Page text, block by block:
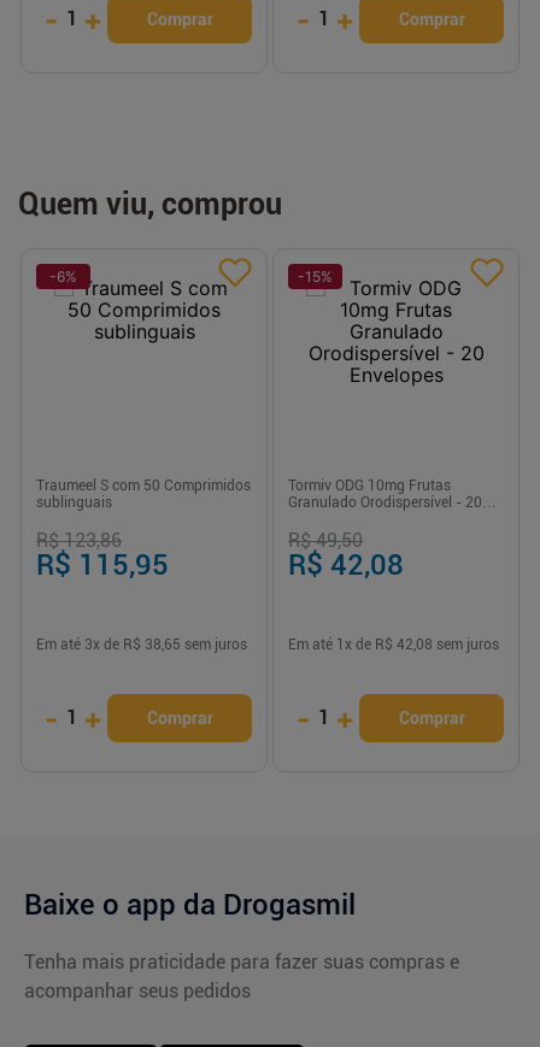
- 1 + Comprar - 1 + Comprar
Quem viu, comprou
-6%
Traumeel S com 50 Comprimidos
sublinguais
R$ 123,86
R$ 115,95
Em até 3x de R$ 38,65 sem juros
- 1 + Comprar
-15%
Tormiv ODG 10mg Frutas
Granulado Orodispersível - 20
R$ 49,50
R$ 42,08
Em até 1 x de R$ 42,08 sem juros
- 1 + Comprar
Baixe o app da Drogasmil
Tenha mais praticidade para fazer suas compras e
acompanhar seus pedidos